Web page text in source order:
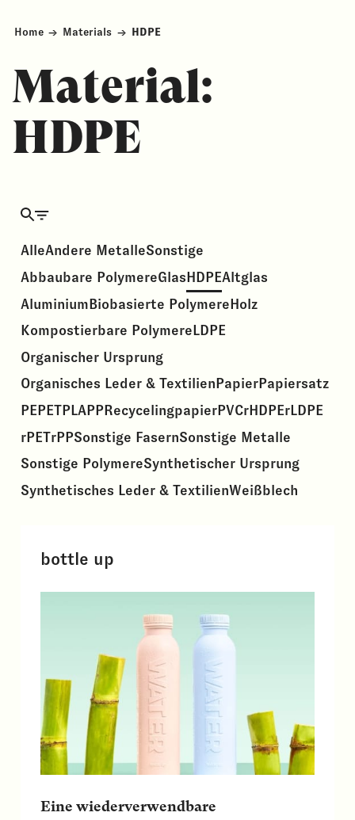
Home → Materials → HDPE
Material:
HDPE
AlleAndere MetalleSonstige
Abbaubare PolymereGlasHDPEAltglas
AluminiumBiobasierte PolymereHolz
Kompostierbare Polymere LDPE
Organischer Ursprung
Organisches Leder & Textilien PapierPapiersatz
PE PETPLAPPRecycelingpapierPVCrHDPErLDPE
rPETrPPSonstige FasernSonstige Metalle
Sonstige PolymereSynthetischer Ursprung
Synthetisches Leder & TextilienWeißblech
bottle up
Eine wiederverwendbare